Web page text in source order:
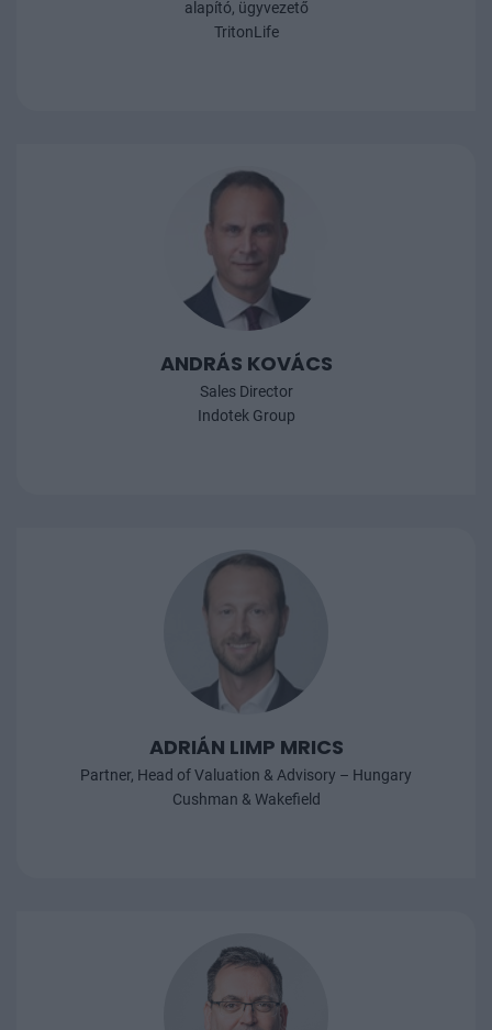
alapító, ügyvezető
TritonLife
ANDRÁS KOVÁCS
Sales Director
Indotek Group
ADRIÁN LIMP MRICS
Partner, Head of Valuation & Advisory – Hungary
Cushman & Wakefield